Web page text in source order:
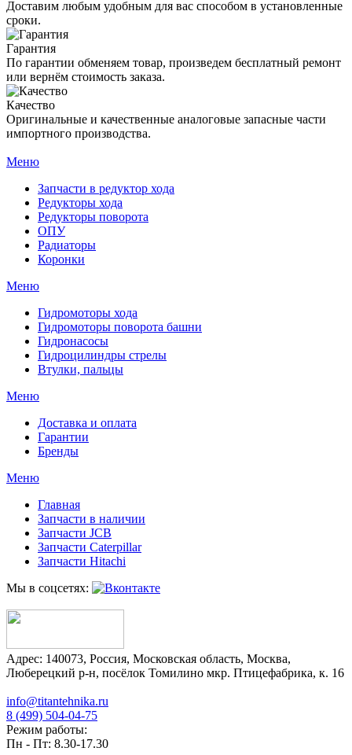
Доставим любым удобным для вас способом в установленные
сроки.
Гарантия
По гарантии обменяем товар, произведем бесплатный ремонт
или вернём стоимость заказа.
Качество
Оригинальные и качественные аналоговые запасные части
импортного производства.
Меню
Запчасти в редуктор хода
Редукторы хода
Редукторы поворота
ОПУ
Радиаторы
Коронки
Меню
Гидромоторы хода
Гидромоторы поворота башни
Гидронасосы
Гидроцилиндры стрелы
Втулки, пальцы
Меню
Доставка и оплата
Гарантии
Бренды
Меню
Главная
Запчасти в наличии
Запчасти JCB
Запчасти Caterpillar
Запчасти Hitachi
Мы в соцсетях:
Адрес: 140073, Россия, Московская область, Москва,
Люберецкий р-н, посёлок Томилино мкр. Птицефабрика, к. 16
info@titantehnika.ru
8 (499) 504-04-75
Режим работы:
Пн - Пт: 8.30-17.30